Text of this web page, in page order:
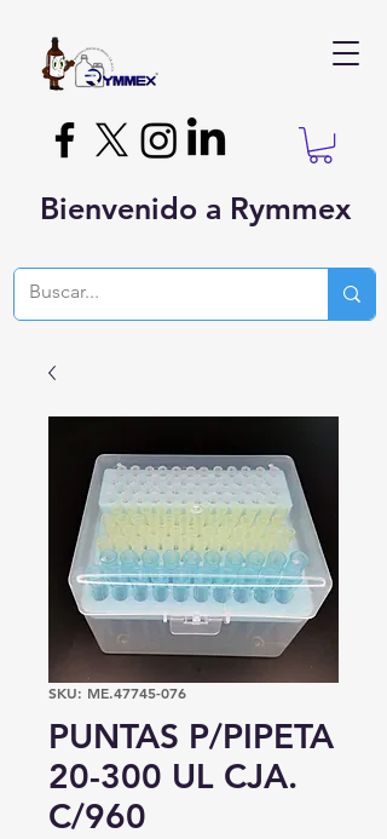
Bienvenido a Rymmex
SKU: ME.47745-076
PUNTAS P/PIPETA
20-300 UL CJA.
C/960